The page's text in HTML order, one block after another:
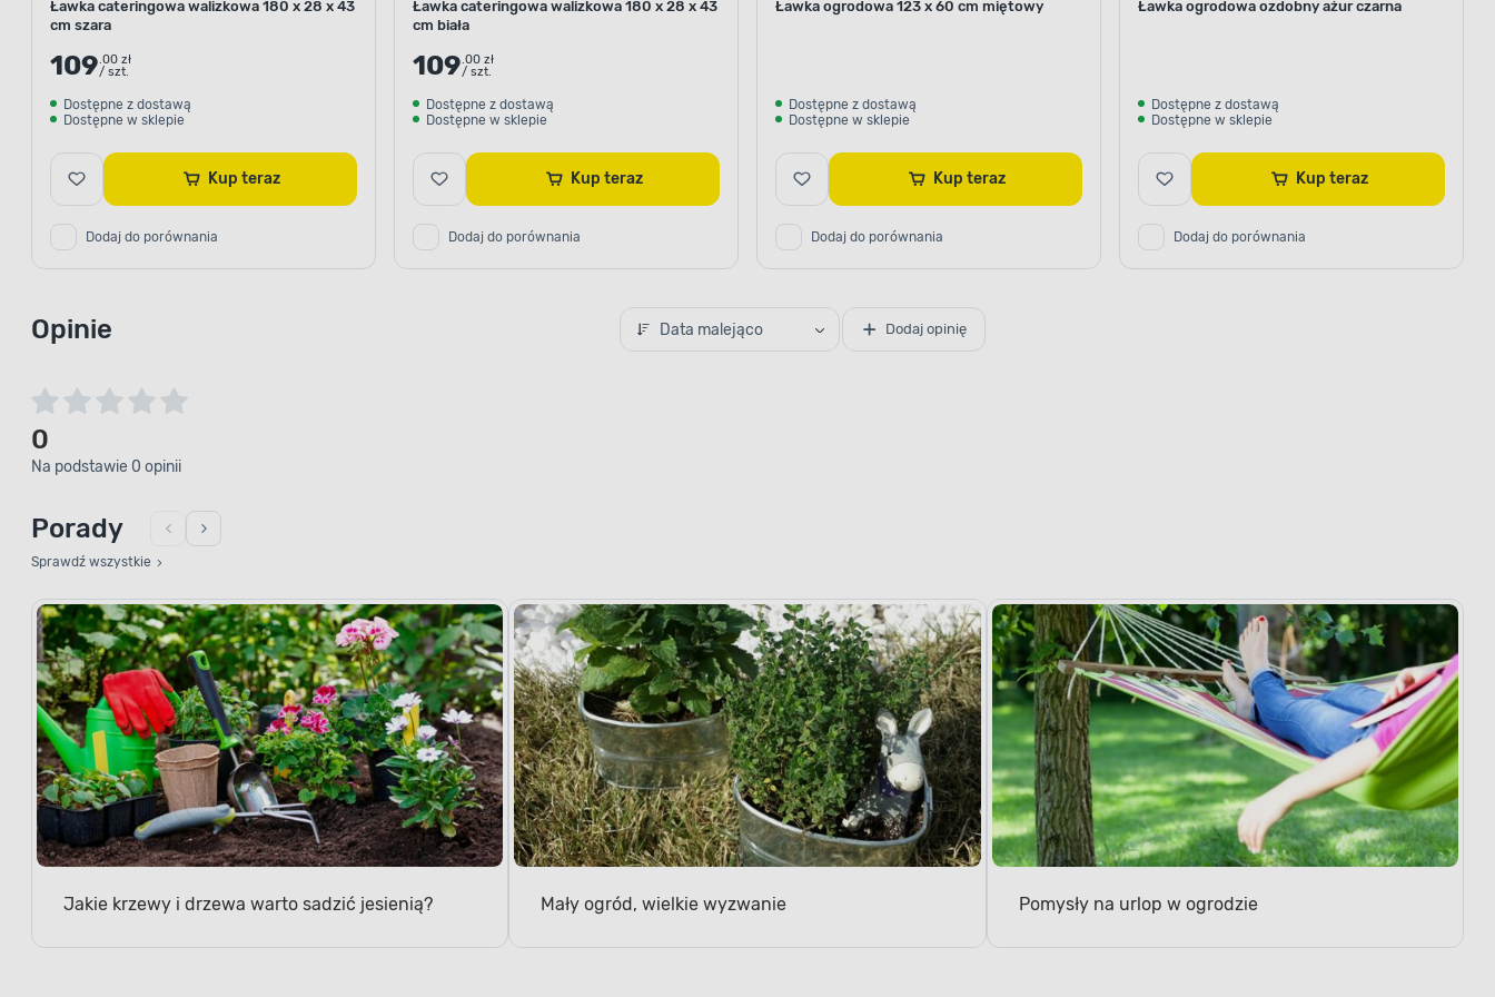
Ławka cateringowa walizkowa 180 x 28 x 43
cm szara
109.00 zł
/ szt.
Dostępne z dostawą
Dostępne w sklepie
Kup teraz
Dodaj do porównania
Ławka cateringowa walizkowa 180 x 28 x 43
cm biała
109.00 zł
/ szt.
Dostępne z dostawą
Dostępne w sklepie
Kup teraz
Dodaj do porównania
Ławka ogrodowa 123 x 60 cm miętowy
Dostępne z dostawą
Dostępne w sklepie
Kup teraz
Dodaj do porównania
Ławka ogrodowa ozdobny ażur czarna
Dostępne z dostawą
Dostępne w sklepie
Kup teraz
Dodaj do porównania
Opinie Data malejąco Dodaj opinię
0
Na podstawie 0 opinii
Porady
Sprawdź wszystkie
Jakie krzewy i drzewa warto sadzić jesienią? Mały ogród, wielkie wyzwanie Pomysły na urlop w ogrodzie